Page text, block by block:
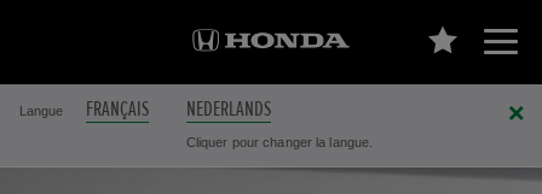
Langue FRANÇAIS NEDERLANDS
Cliquer pour changer la langue.